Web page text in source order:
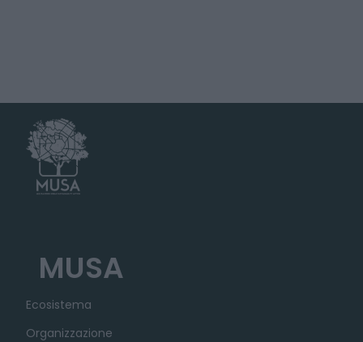
MUSA
Ecosistema
Organizzazione